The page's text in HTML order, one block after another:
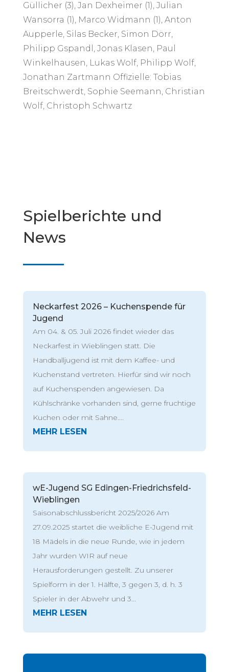
Güllicher (3), Jan Dexheimer (1), Julian
Wansorra (1), Marco Widmann (1), Anton
Aupperle, Silas Becker, Simon Dörr,
Philipp Gspandl, Jonas Klasen, Paul
Winkelhausen, Lukas Wolf, Philipp Wolf,
Jonathan Zartmann Offizielle: Tobias
Breitschwerdt, Sophie Seemann, Christian
Wolf, Christoph Schwartz
Spielberichte und
News
Neckarfest 2026 – Kuchenspende für
Jugend
Am 04. & 05. Juli 2026 findet wieder das
Neckarfest in Wieblingen statt. Die
Handballjugend ist mit dem Kaffee- und
Kuchenstand vertreten. Hierfür sind wir noch
auf Kuchenspenden angewiesen. Da
Kühlschränke vorhanden sind, gerne fruchtige
Kuchen oder mit Sahne....
wE-Jugend SG Edingen-Friedrichsfeld-
Wieblingen
Saisonabschlussbericht 2025/2026 Am
27.09.2025 startet die weibliche E-Jugend mit
18 Mädels in die neue Runde, wie in jedem
Jahr wurden WIR auf neue
Herausforderungen gestellt. Zu unserer
Spielform in der 1. Hälfte, 3 gegen 3, d. h. 3
Spieler in der Abwehr und 3...